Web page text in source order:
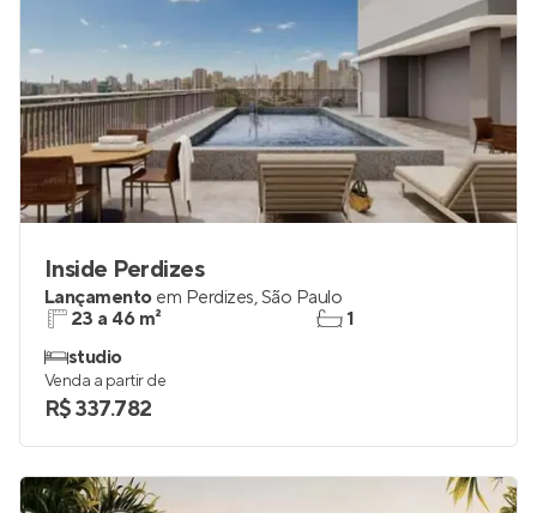
Inside Perdizes
Lançamento em Perdizes,São Paulo
23 a 46 m²
studio
1
Venda a partir de
R$ 337.782